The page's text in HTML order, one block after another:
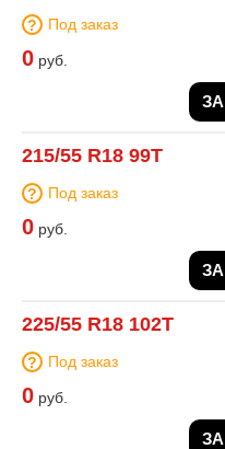
Под заказ
0 руб.
215/55 R18 99T
Под заказ
0 руб.
225/55 R18 102T
Под заказ
0 руб.